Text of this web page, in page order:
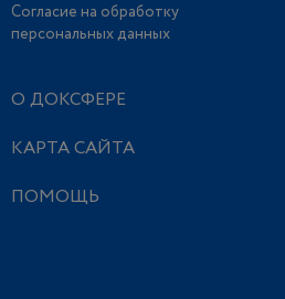
Согласие на обработку
персональных данных
О ДОКСФЕРЕ
КАРТА САЙТА
ПОМОЩЬ